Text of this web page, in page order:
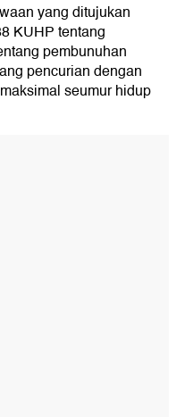
yang ditujukan
KUHP tentang
pembunuhan
pencurian dengan
seumur hidup